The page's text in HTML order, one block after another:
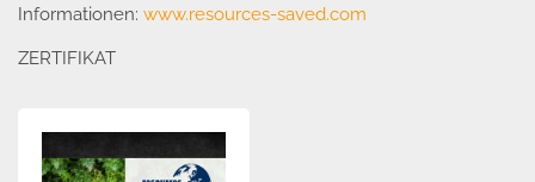
Informationen: www.resources-saved.com
ZERTIFIKAT